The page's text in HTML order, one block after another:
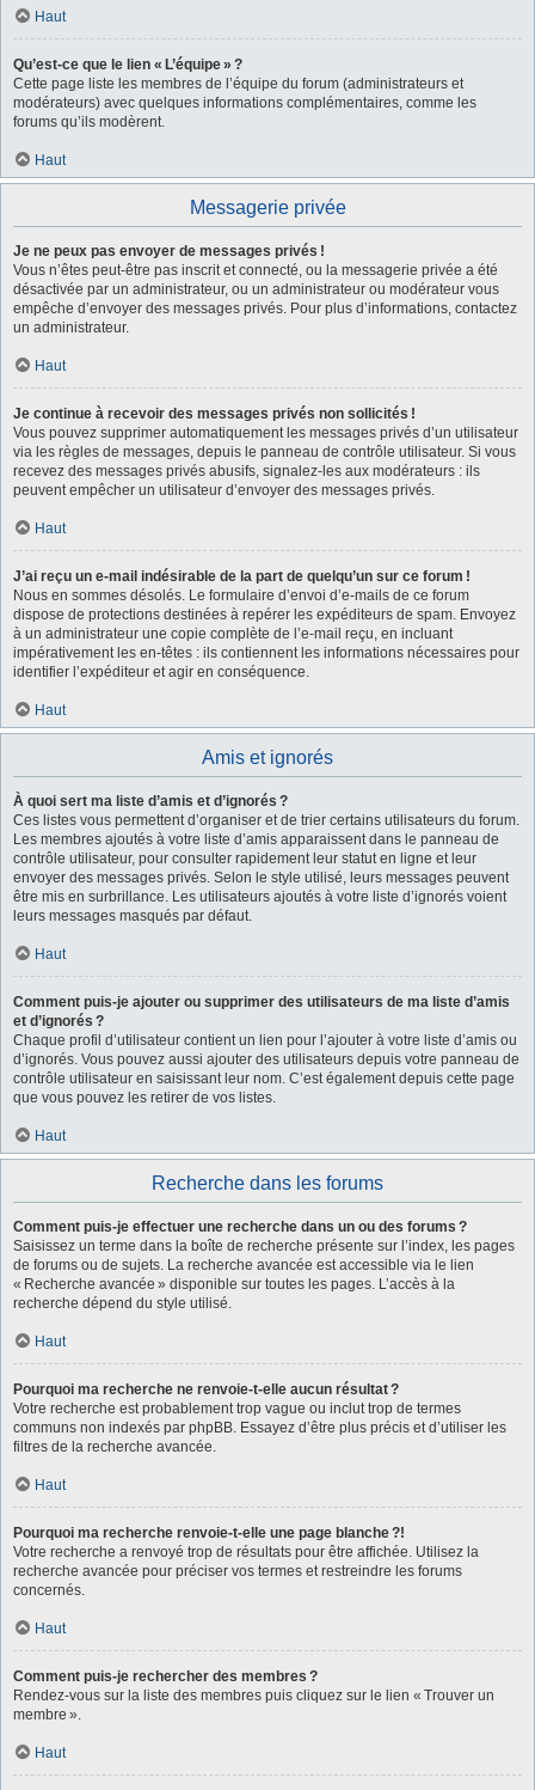
Haut
Qu’est-ce que le lien « L’équipe » ?
Cette page liste les membres de l’équipe du forum (administrateurs et
modérateurs) avec quelques informations complémentaires, comme les
forums qu’ils modèrent.
Haut
Messagerie privée
Je ne peux pas envoyer de messages privés !
Vous n’êtes peut-être pas inscrit et connecté, ou la messagerie privée a été
désactivée par un administrateur, ou un administrateur ou modérateur vous
empêche d’envoyer des messages privés. Pour plus d’informations, contactez
un administrateur.
Haut
Je continue à recevoir des messages privés non sollicités !
Vous pouvez supprimer automatiquement les messages privés d’un utilisateur
via les règles de messages, depuis le panneau de contrôle utilisateur. Si vous
recevez des messages privés abusifs, signalez-les aux modérateurs : ils
peuvent empêcher un utilisateur d’envoyer des messages privés.
Haut
J’ai reçu un e-mail indésirable de la part de quelqu’un sur ce forum !
Nous en sommes désolés. Le formulaire d’envoi d’e-mails de ce forum
dispose de protections destinées à repérer les expéditeurs de spam. Envoyez
à un administrateur une copie complète de l’e-mail reçu, en incluant
impérativement les en-têtes : ils contiennent les informations nécessaires pour
identifier l’expéditeur et agir en conséquence.
Haut
Amis et ignorés
À quoi sert ma liste d’amis et d’ignorés ?
Ces listes vous permettent d’organiser et de trier certains utilisateurs du forum.
Les membres ajoutés à votre liste d’amis apparaissent dans le panneau de
contrôle utilisateur, pour consulter rapidement leur statut en ligne et leur
envoyer des messages privés. Selon le style utilisé, leurs messages peuvent
être mis en surbrillance. Les utilisateurs ajoutés à votre liste d’ignorés voient
leurs messages masqués par défaut.
Haut
Comment puis-je ajouter ou supprimer des utilisateurs de ma liste d’amis
et d’ignorés ?
Chaque profil d’utilisateur contient un lien pour l’ajouter à votre liste d’amis ou
d’ignorés. Vous pouvez aussi ajouter des utilisateurs depuis votre panneau de
contrôle utilisateur en saisissant leur nom. C’est également depuis cette page
que vous pouvez les retirer de vos listes.
Haut
Recherche dans les forums
Comment puis-je effectuer une recherche dans un ou des forums ?
Saisissez un terme dans la boîte de recherche présente sur l’index, les pages
de forums ou de sujets. La recherche avancée est accessible via le lien
« Recherche avancée » disponible sur toutes les pages. L’accès à la
recherche dépend du style utilisé.
Haut
Pourquoi ma recherche ne renvoie-t-elle aucun résultat ?
Votre recherche est probablement trop vague ou inclut trop de termes
communs non indexés par phpBB. Essayez d’être plus précis et d’utiliser les
filtres de la recherche avancée.
Haut
Pourquoi ma recherche renvoie-t-elle une page blanche ?!
Votre recherche a renvoyé trop de résultats pour être affichée. Utilisez la
recherche avancée pour préciser vos termes et restreindre les forums
concernés.
Haut
Comment puis-je rechercher des membres ?
Rendez-vous sur la liste des membres puis cliquez sur le lien « Trouver un
membre ».
Haut